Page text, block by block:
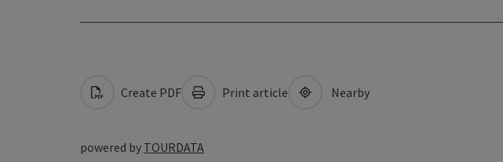
Create PDF Print article Nearby
powered by TOURDATA